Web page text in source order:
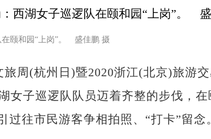
在颐和园“上岗”。 盛佳鹏 摄
(杭州日)暨2020浙江(北京)旅游交
女子巡逻队队员迈着齐整的步伐，
过往市民游客争相拍照、“打卡”留念